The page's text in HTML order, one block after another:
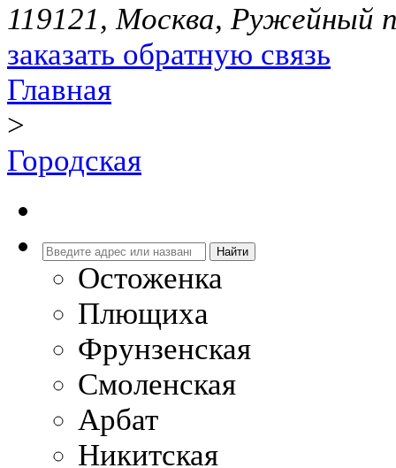
119121, Москва, Ружейный
заказать обратную связь
Главная
>
Городская
Остоженка
Плющиха
Фрунзенская
Смоленская
Арбат
Никитская